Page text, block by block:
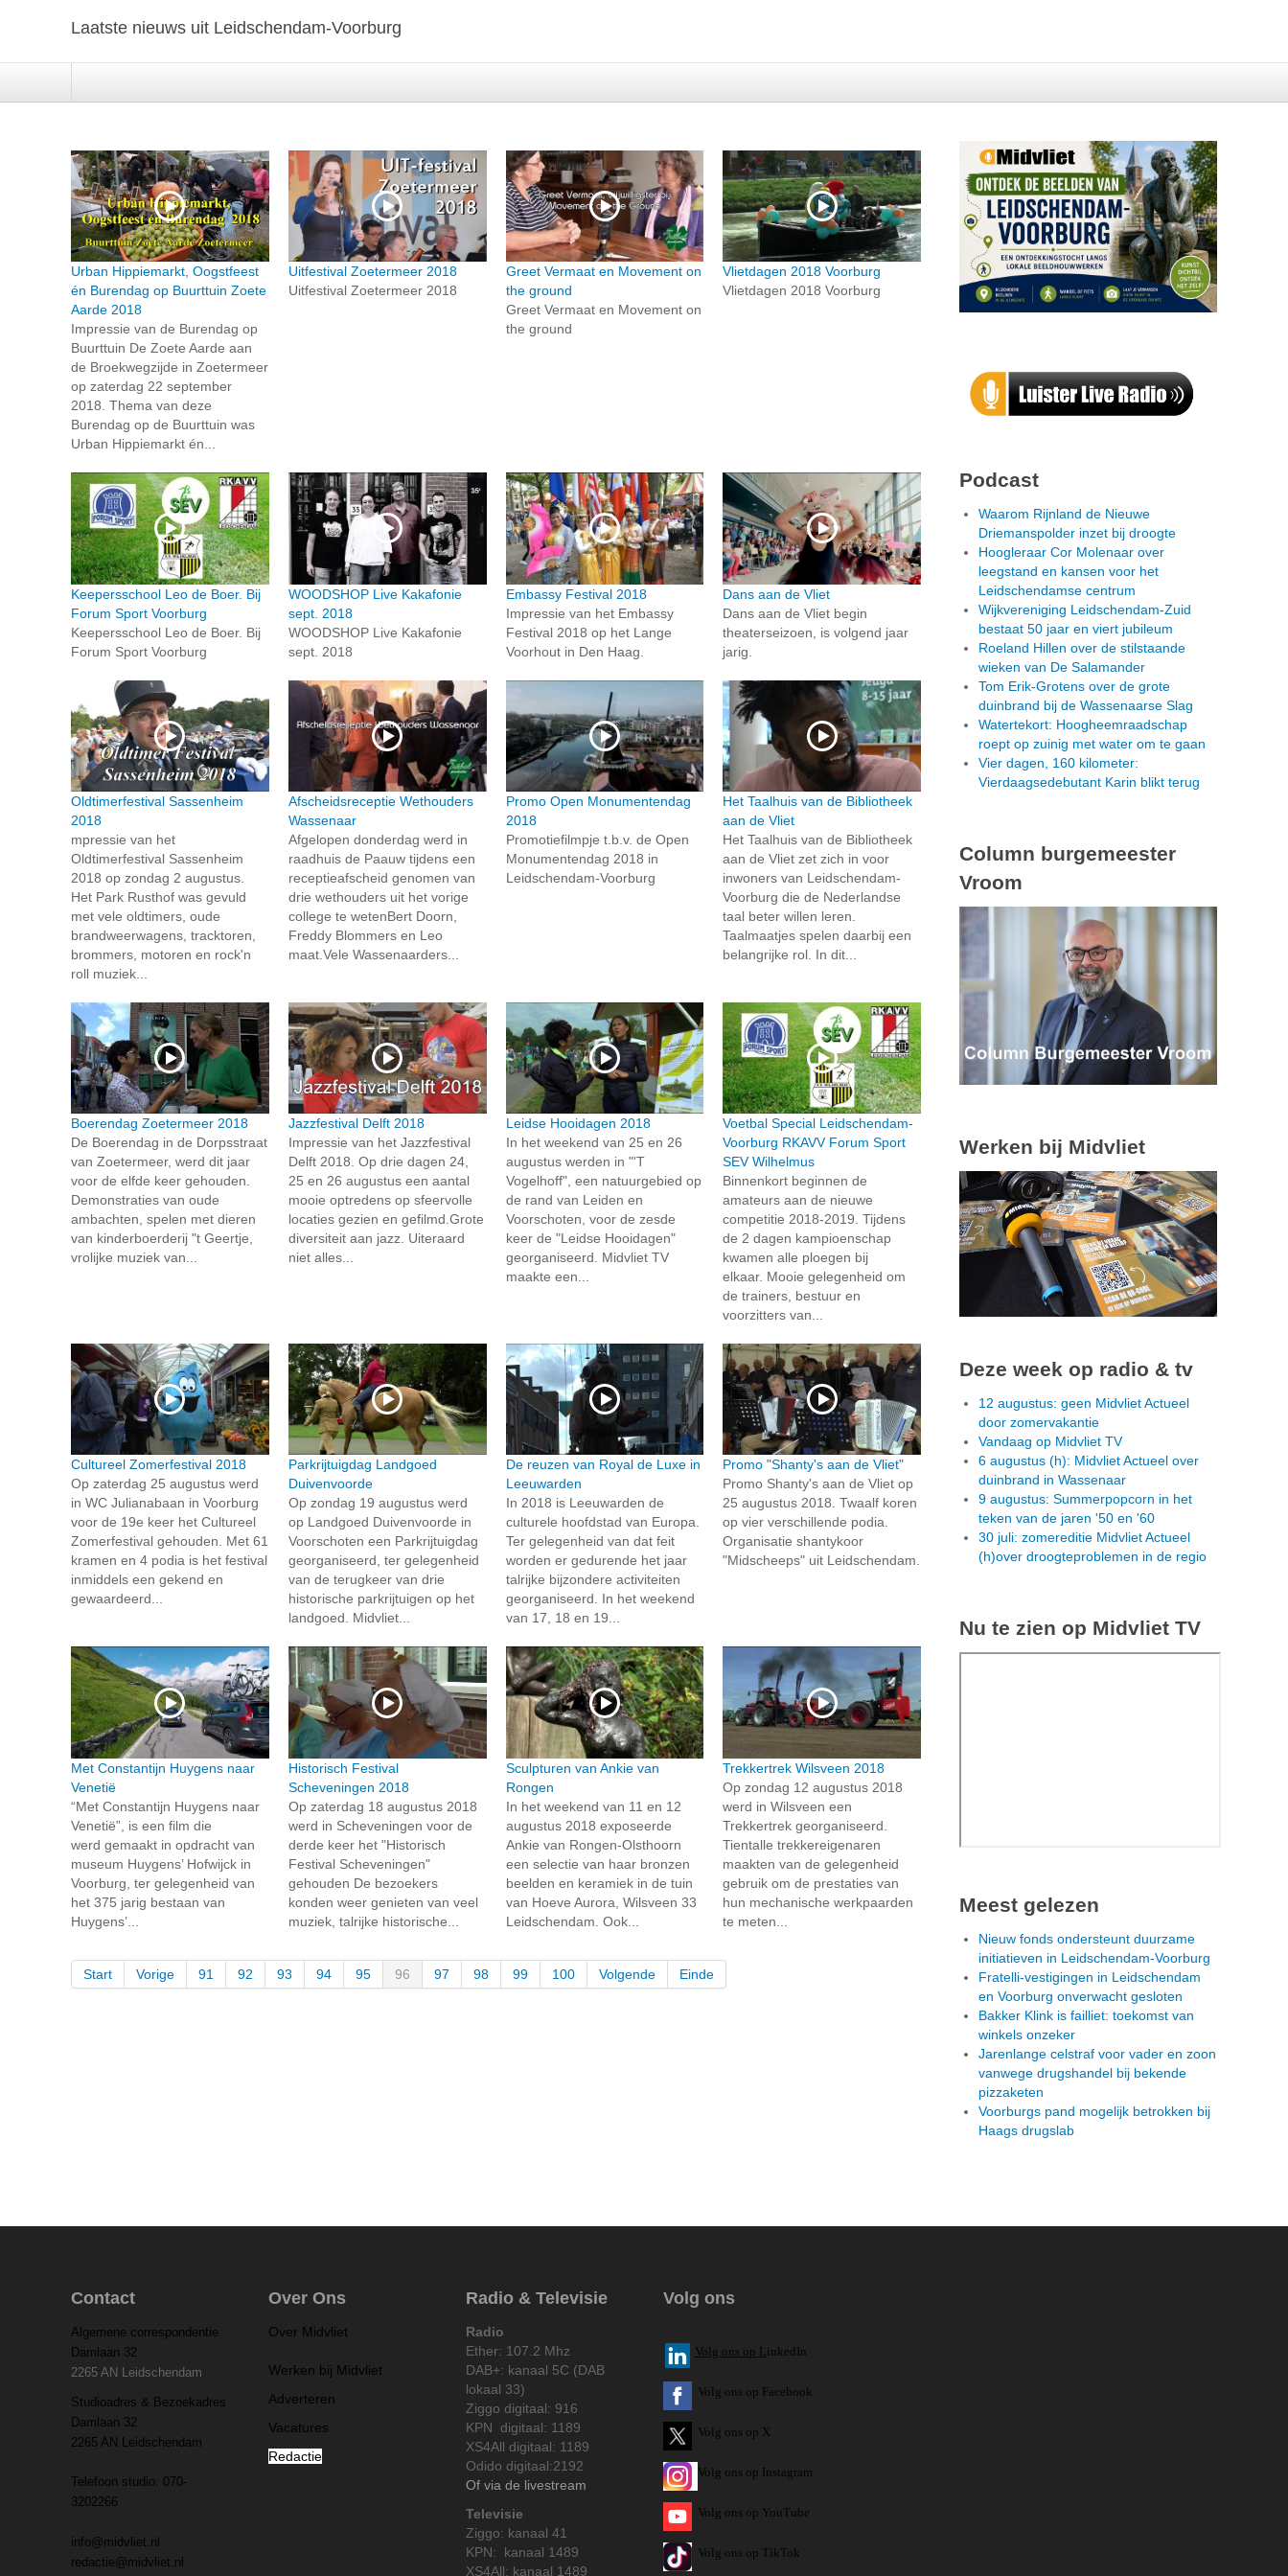
Laatste nieuws uit Leidschendam-Voorburg
Urban Hippiemarkt, Oogstfeest
én Burendag op Buurttuin Zoete
Aarde 2018
Impressie van de Burendag op
Buurttuin De Zoete Aarde aan
de Broekwegzijde in Zoetermeer
op zaterdag 22 september
2018. Thema van deze
Burendag op de Buurttuin was
Urban Hippiemarkt én...
Uitfestival Zoetermeer 2018
Uitfestival Zoetermeer 2018
Greet Vermaat en Movement on
the ground
Greet Vermaat en Movement on
the ground
Vlietdagen 2018 Voorburg
Vlietdagen 2018 Voorburg
Keepersschool Leo de Boer. Bij
Forum Sport Voorburg
Keepersschool Leo de Boer. Bij
Forum Sport Voorburg
WOODSHOP Live Kakafonie
sept. 2018
WOODSHOP Live Kakafonie
sept. 2018
Embassy Festival 2018
Impressie van het Embassy
Festival 2018 op het Lange
Voorhout in Den Haag.
Dans aan de Vliet
Dans aan de Vliet begin
theaterseizoen, is volgend jaar
jarig.
Oldtimerfestival Sassenheim
2018
mpressie van het
Oldtimerfestival Sassenheim
2018 op zondag 2 augustus.
Het Park Rusthof was gevuld
met vele oldtimers, oude
brandweerwagens, tracktoren,
brommers, motoren en rock'n
roll muziek...
Afscheidsreceptie Wethouders
Wassenaar
Afgelopen donderdag werd in
raadhuis de Paauw tijdens een
receptieafscheid genomen van
drie wethouders uit het vorige
college te wetenBert Doorn,
Freddy Blommers en Leo
maat.Vele Wassenaarders...
Promo Open Monumentendag
2018
Promotiefilmpje t.b.v. de Open
Monumentendag 2018 in
Leidschendam-Voorburg
Het Taalhuis van de Bibliotheek
aan de Vliet
Het Taalhuis van de Bibliotheek
aan de Vliet zet zich in voor
inwoners van Leidschendam-
Voorburg die de Nederlandse
taal beter willen leren.
Taalmaatjes spelen daarbij een
belangrijke rol. In dit...
Boerendag Zoetermeer 2018
De Boerendag in de Dorpsstraat
van Zoetermeer, werd dit jaar
voor de elfde keer gehouden.
Demonstraties van oude
ambachten, spelen met dieren
van kinderboerderij "t Geertje,
vrolijke muziek van...
Jazzfestival Delft 2018
Impressie van het Jazzfestival
Delft 2018. Op drie dagen 24,
25 en 26 augustus een aantal
mooie optredens op sfeervolle
locaties gezien en gefilmd.Grote
diversiteit aan jazz. Uiteraard
niet alles...
Leidse Hooidagen 2018
In het weekend van 25 en 26
augustus werden in "'T
Vogelhoff", een natuurgebied op
de rand van Leiden en
Voorschoten, voor de zesde
keer de "Leidse Hooidagen"
georganiseerd. Midvliet TV
maakte een...
Voetbal Special Leidschendam-
Voorburg RKAVV Forum Sport
SEV Wilhelmus
Binnenkort beginnen de
amateurs aan de nieuwe
competitie 2018-2019. Tijdens
de 2 dagen kampioenschap
kwamen alle ploegen bij
elkaar. Mooie gelegenheid om
de trainers, bestuur en
voorzitters van...
Cultureel Zomerfestival 2018
Op zaterdag 25 augustus werd
in WC Julianabaan in Voorburg
voor de 19e keer het Cultureel
Zomerfestival gehouden. Met 61
kramen en 4 podia is het festival
inmiddels een gekend en
gewaardeerd...
Parkrijtuigdag Landgoed
Duivenvoorde
Op zondag 19 augustus werd
op Landgoed Duivenvoorde in
Voorschoten een Parkrijtuigdag
georganiseerd, ter gelegenheid
van de terugkeer van drie
historische parkrijtuigen op het
landgoed. Midvliet...
De reuzen van Royal de Luxe in
Leeuwarden
In 2018 is Leeuwarden de
culturele hoofdstad van Europa.
Ter gelegenheid van dat feit
worden er gedurende het jaar
talrijke bijzondere activiteiten
georganiseerd. In het weekend
van 17, 18 en 19...
Promo "Shanty's aan de Vliet"
Promo Shanty's aan de Vliet op
25 augustus 2018. Twaalf koren
op vier verschillende podia.
Organisatie shantykoor
"Midscheeps" uit Leidschendam.
Met Constantijn Huygens naar
Venetië
“Met Constantijn Huygens naar
Venetië”, is een film die
werd gemaakt in opdracht van
museum Huygens’ Hofwijck in
Voorburg, ter gelegenheid van
het 375 jarig bestaan van
Huygens’...
Historisch Festival
Scheveningen 2018
Op zaterdag 18 augustus 2018
werd in Scheveningen voor de
derde keer het "Historisch
Festival Scheveningen"
gehouden De bezoekers
konden weer genieten van veel
muziek, talrijke historische...
Sculpturen van Ankie van
Rongen
In het weekend van 11 en 12
augustus 2018 exposeerde
Ankie van Rongen-Olsthoorn
een selectie van haar bronzen
beelden en keramiek in de tuin
van Hoeve Aurora, Wilsveen 33
Leidschendam. Ook...
Trekkertrek Wilsveen 2018
Op zondag 12 augustus 2018
werd in Wilsveen een
Trekkertrek georganiseerd.
Tientalle trekkereigenaren
maakten van de gelegenheid
gebruik om de prestaties van
hun mechanische werkpaarden
te meten...
Start Vorige 91 92 93 94 95 96 97 98 99 100 Volgende Einde
Podcast
Waarom Rijnland de Nieuwe
Driemanspolder inzet bij droogte
Hoogleraar Cor Molenaar over
leegstand en kansen voor het
Leidschendamse centrum
Wijkvereniging Leidschendam-Zuid
bestaat 50 jaar en viert jubileum
Roeland Hillen over de stilstaande
wieken van De Salamander
Tom Erik-Grotens over de grote
duinbrand bij de Wassenaarse Slag
Watertekort: Hoogheemraadschap
roept op zuinig met water om te gaan
Vier dagen, 160 kilometer:
Vierdaagsedebutant Karin blikt terug
Column burgemeester
Vroom
Werken bij Midvliet
Deze week op radio & tv
12 augustus: geen Midvliet Actueel
door zomervakantie
Vandaag op Midvliet TV
6 augustus (h): Midvliet Actueel over
duinbrand in Wassenaar
9 augustus: Summerpopcorn in het
teken van de jaren '50 en '60
30 juli: zomereditie Midvliet Actueel
(h)over droogteproblemen in de regio
Nu te zien op Midvliet TV
Meest gelezen
Nieuw fonds ondersteunt duurzame
initiatieven in Leidschendam-Voorburg
Fratelli-vestigingen in Leidschendam
en Voorburg onverwacht gesloten
Bakker Klink is failliet: toekomst van
winkels onzeker
Jarenlange celstraf voor vader en zoon
vanwege drugshandel bij bekende
pizzaketen
Voorburgs pand mogelijk betrokken bij
Haags drugslab
Contact
Algemene correspondentie
Damlaan 32
2265 AN Leidschendam
Studioadres & Bezoekadres
Damlaan 32
2265 AN Leidschendam
Telefoon studio: 070-
3202266
info@midvliet.nl
redactie@midvliet.nl
Over Ons
Over Midvliet
Werken bij Midvliet
Adverteren
Vacatures
Redactie
Radio & Televisie
Radio
Ether: 107.2 Mhz
DAB+: kanaal 5C (DAB
lokaal 33)
Ziggo digitaal: 916
KPN digitaal: 1189
XS4All digitaal: 1189
Odido digitaal:2192
Of via de livestream
Televisie
Ziggo: kanaal 41
KPN: kanaal 1489
XS4All: kanaal 1489
Volg ons
Volg ons op L inkedIn
Volg ons op Facebook
Volg ons op X
Volg ons op Instagram
Volg ons op YouTube
Volg ons op TikTok